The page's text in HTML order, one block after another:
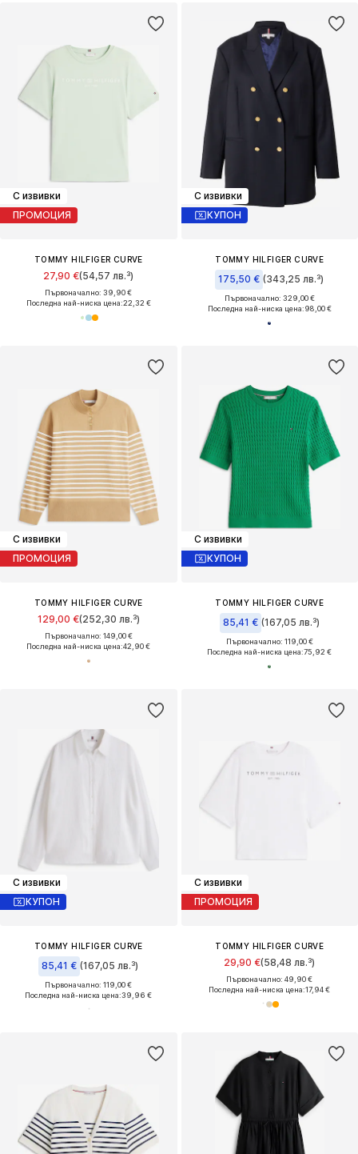
С извивки
ПРОМОЦИЯ
TOMMY HILFIGER CURVE
27,90 €(54,57 лв.³)
Първоначално: 39,90 €
Последна най-ниска цена:22,32 €
С извивки
КУПОН
TOMMY HILFIGER CURVE
175,50 € (343,25 лв.³)
Първоначално: 329,00 €
Последна най-ниска цена:98,00 €
С извивки
ПРОМОЦИЯ
TOMMY HILFIGER CURVE
129,00 €(252,30 лв.³)
Първоначално: 149,00 €
Последна най-ниска цена:42,90 €
С извивки
КУПОН
TOMMY HILFIGER CURVE
85,41 € (167,05 лв.³)
Първоначално: 119,00 €
Последна най-ниска цена:75,92 €
С извивки
КУПОН
TOMMY HILFIGER CURVE
85,41 € (167,05 лв.³)
Първоначално: 119,00 €
Последна най-ниска цена:39,96 €
С извивки
ПРОМОЦИЯ
TOMMY HILFIGER CURVE
29,90 €(58,48 лв.³)
Първоначално: 49,90 €
Последна най-ниска цена:17,94 €